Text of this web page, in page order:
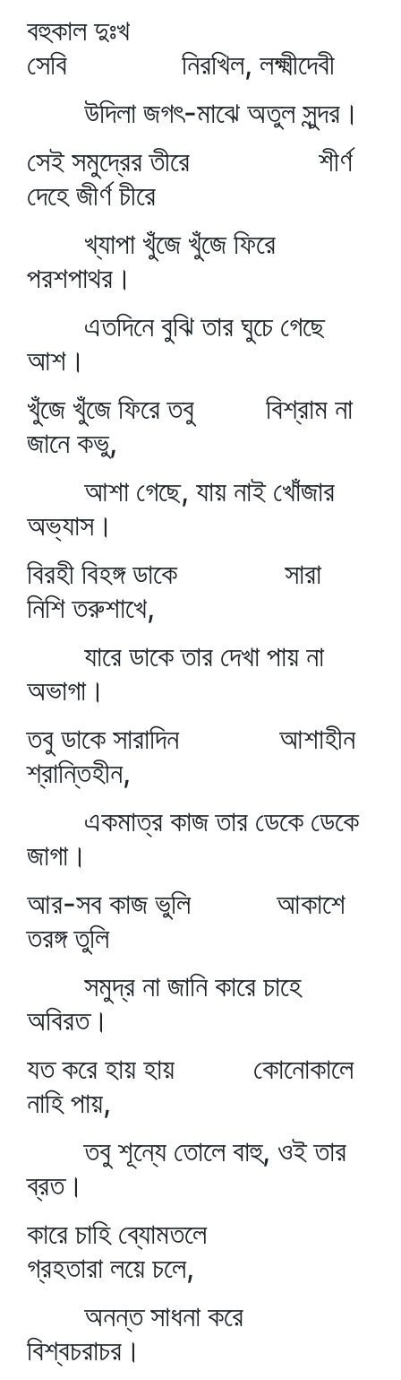
বহুকাল দুঃখ
সেবি নিরখিল, লক্ষ্মীদেবী
উদিলা জগৎ-মাঝে অতুল সুন্দর।
সেই সমুদ্রের তীরে শীর্ণ
দেহে জীর্ণ চীরে
খ্যাপা খুঁজে খুঁজে ফিরে
পরশপাথর।
এতদিনে বুঝি তার ঘুচে গেছে
আশ।
খুঁজে খুঁজে ফিরে তবু বিশ্রাম না
জানে কভু,
আশা গেছে, যায় নাই খোঁজার
অভ্যাস।
বিরহী বিহঙ্গ ডাকে সারা
নিশি তরুশাখে,
যারে ডাকে তার দেখা পায় না
অভাগা।
তবু ডাকে সারাদিন আশাহীন
শ্রান্তিহীন,
একমাত্র কাজ তার ডেকে ডেকে
জাগা।
আর-সব কাজ ভুলি আকাশে
তরঙ্গ তুলি
সমুদ্র না জানি কারে চাহে
অবিরত।
যত করে হায় হায় কোনোকালে
নাহি পায়,
তবু শূন্যে তোলে বাহু, ওই তার
ব্রত।
কারে চাহি ব্যোমতলে
গ্রহতারা লয়ে চলে,
অনন্ত সাধনা করে
বিশ্বচরাচর।